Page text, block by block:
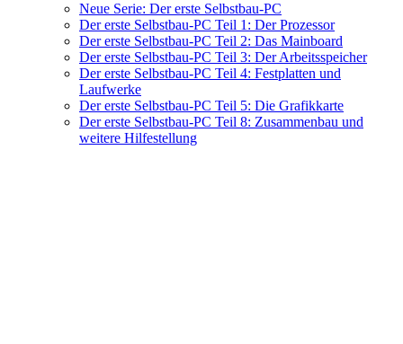
Neue Serie: Der erste Selbstbau-PC
Der erste Selbstbau-PC Teil 1: Der Prozessor
Der erste Selbstbau-PC Teil 2: Das Mainboard
Der erste Selbstbau-PC Teil 3: Der Arbeitsspeicher
Der erste Selbstbau-PC Teil 4: Festplatten und
Laufwerke
Der erste Selbstbau-PC Teil 5: Die Grafikkarte
Der erste Selbstbau-PC Teil 8: Zusammenbau und
weitere Hilfestellung